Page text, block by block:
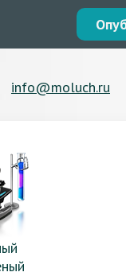
info@moluch.ru